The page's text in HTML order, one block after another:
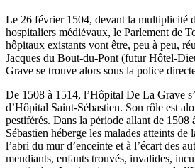
Le 26 février 1504, devant la multiplicité
hospitaliers médiévaux, le Parlement de
hôpitaux existants vont être, peu à peu,
Jacques du Bout-du-Pont (futur Hôtel-
Grave se trouve alors sous la police
De 1508 à 1514, l’Hôpital De La Grave
d’Hôpital Saint-Sébastien. Son rôle est
pestiférés. Dans la période allant de 1508
Sébastien héberge les malades atteints de
l’abri du mur d’enceinte et à l’écart des
mendiants, enfants trouvés, invalides,